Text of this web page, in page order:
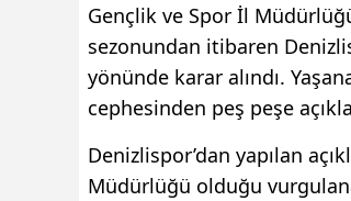
Gençlik ve Spor İl
sezonundan itibaren
yönünde karar alındı.
cephesinden peş peşe
Denizlispor’dan yapılan
Müdürlüğü olduğu